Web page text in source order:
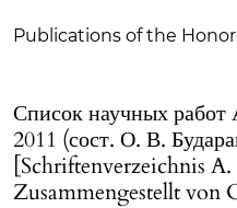
Publications of the
Список научных
2011 (сост. О. В.
[Schriftenverzeichnis
Zusammengestellt von